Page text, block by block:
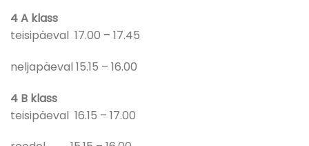
4 A klass
teisipäeval 17.00 – 17.45
neljapäeval 15.15 – 16.00
4 B klass
teisipäeval 16.15 – 17.00